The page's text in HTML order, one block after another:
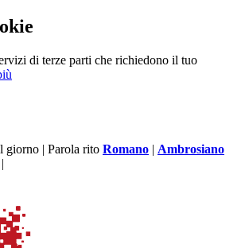
di terze parti che richiedono il tuo
giorno | Parola rito Romano | Ambrosiano
|